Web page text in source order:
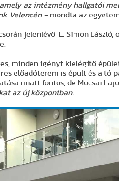
az intézmény hallgatói
Velencén – mondta az
jelenlévő L. Simon László,
minden igényt kielégítő
előadóterem is épült és a tó
miatt fontos, de Mocsai
az új központban.